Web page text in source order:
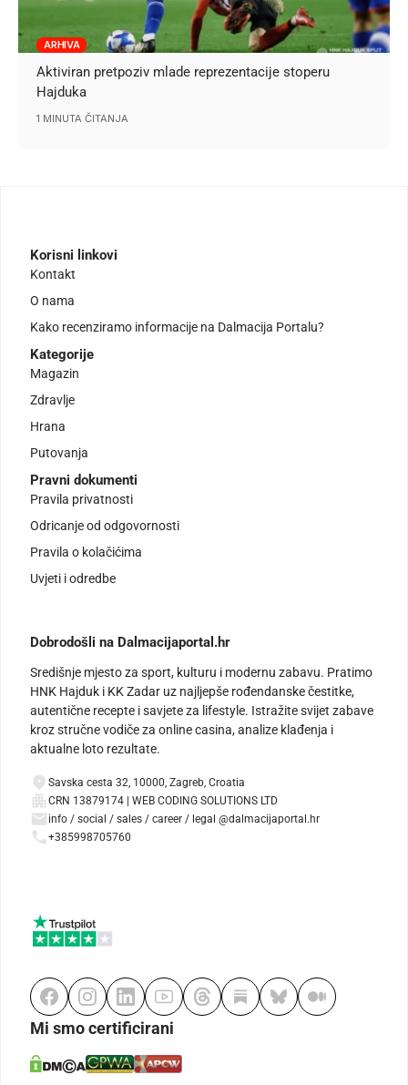
ARHIVA
Aktiviran pretpoziv mlade reprezentacije stoperu
Hajduka
1 MINUTA ČITANJA
Korisni linkovi
Kontakt
O nama
Kako recenziramo informacije na Dalmacija Portalu?
Kategorije
Magazin
Zdravlje
Hrana
Putovanja
Pravni dokumenti
Pravila privatnosti
Odricanje od odgovornosti
Pravila o kolačićima
Uvjeti i odredbe
Dobrodošli na Dalmacijaportal.hr
Središnje mjesto za sport, kulturu i modernu zabavu. Pratimo
HNK Hajduk i KK Zadar uz najljepše rođendanske čestitke,
autentične recepte i savjete za lifestyle. Istražite svijet zabave
kroz stručne vodiče za online casina, analize klađenja i
aktualne loto rezultate.
Savska cesta 32, 10000, Zagreb, Croatia
CRN 13879174 | WEB CODING SOLUTIONS LTD
info / social / sales / career / legal @dalmacijaportal.hr
+385998705760
Mi smo certificirani